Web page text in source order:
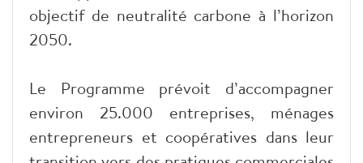
objectif de neutralité carbone à l’horizon
2050.
Le Programme prévoit d’accompagner
environ 25.000 entreprises, ménages
entrepreneurs et coopératives dans leur